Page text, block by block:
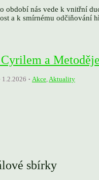
období nás vede k vnitřní
a k smírnému odčiňování
a
1.2.2026 Akce,Aktuality
sbírky